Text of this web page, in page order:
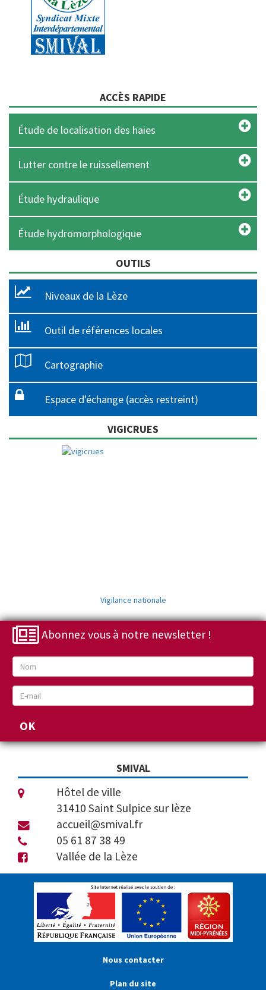
ACCÈS RAPIDE
Étude de localisation des haies
Lutter contre le ruissellement
Étude hydraulique
Étude hydromorphologique
OUTILS
Niveaux de la Lèze
Outil de références locales
Cartographie
Espace d'échange (accès restreint)
VIGICRUES
Vigilance nationale
Abonnez vous à notre newsletter !
SMIVAL
Hôtel de ville
31410 Saint Sulpice sur lèze
accueil@smival.fr
05 61 87 38 49
Vallée de la Lèze
Nous contacter
Plan du site